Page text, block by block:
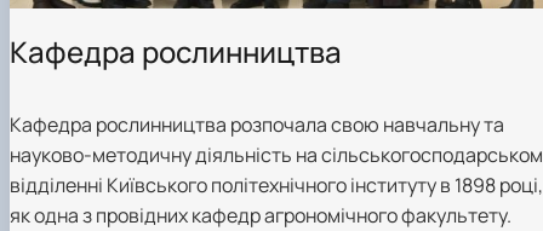
Підручники, навчальні посібники та
Наукові публікації студентів
Кафедра рослинництва
Кафедра рослинництва розпочала свою навчальну та
науково-методичну діяльність на
відділенні Київського політехнічного інституту в 1898 році,
як одна з провідних кафедр агрономічного факультету.